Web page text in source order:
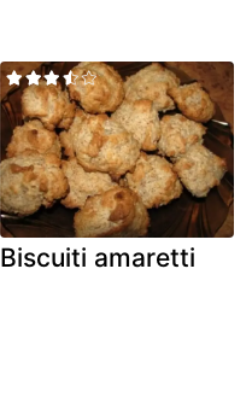
Biscuiti amaretti